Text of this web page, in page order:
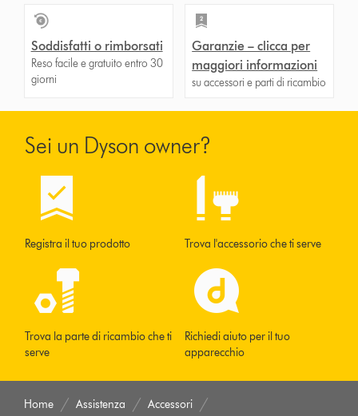
Soddisfatti o rimborsati
Reso facile e gratuito entro 30
giorni
Garanzie – clicca per
maggiori informazioni
su accessori e parti di ricambio
Sei un Dyson owner?
Registra il tuo prodotto Trova l'accessorio che ti serve
Trova la parte di ricambio che ti
serve
Richiedi aiuto per il tuo
apparecchio
Home Assistenza Accessori